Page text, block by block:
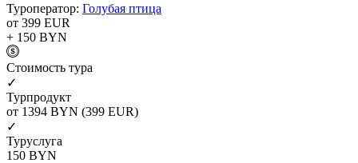
Туроператор: Голубая птица
от 399 EUR
+ 150 BYN
Cтоимость тура
✓
Турпродукт
от 1394 BYN (399 EUR)
✓
Туруслуга
150 BYN